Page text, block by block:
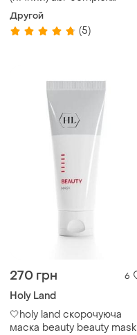
restoring cream holy land
Другой
(5)
270 грн 6
Holy Land
🤍holy land скорочуюча
маска beauty beauty mask